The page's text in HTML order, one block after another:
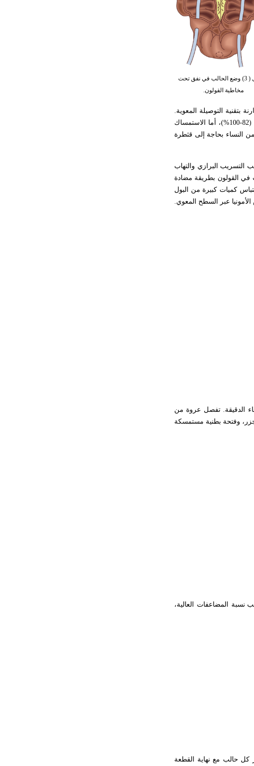
الشكل ( 3) وضع الحالب في نفق تحت
مخاطية القولون.
بتقنية التوصيلة المعوية.
نتائج الاستبدال المثاني على المدى البعيد ممتازة من الناحية الوظيفية، فنسبة الاستمساك البولي النهاري عند الذكور (87-100%)، وعند الإناث (82-100%)، أما الاستمساك
عند الذكور (86-94%) وعند الإناث (72-82%). ويستطيع كل الذكور تقريباً إفراغ المثانة على نحو تام، في حين يبقى 15-20% من النساء بحاجة إلى قثطرة
بسبب التسريب البرازي والتهاب
في القولون بطريقة مضادة
كميات كبيرة من البول
عبر السطح المعوي.
الدقيقة. تفصل عروة من
معوية مضادة للجزر، وفتحة بطنية مستمسكة
نسبة المضاعفات العالية،
دون توتر، ويفاغر كل حالب مع نهاية القطعة